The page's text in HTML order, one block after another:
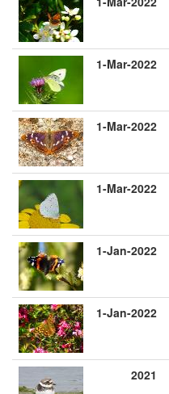
1-Mar-2022
1-Mar-2022
1-Mar-2022
1-Jan-2022
1-Jan-2022
2021